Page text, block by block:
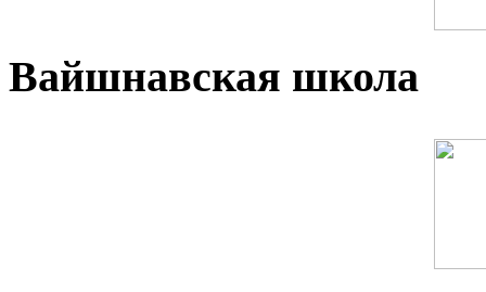
Вайшнавская школа